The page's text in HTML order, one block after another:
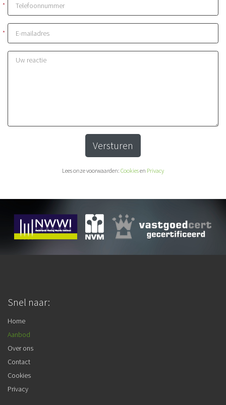
*
*
Versturen
Lees onze voorwaarden: Cookiesen Privacy
Snel naar:
Home
Aanbod
Over ons
Contact
Cookies
Privacy